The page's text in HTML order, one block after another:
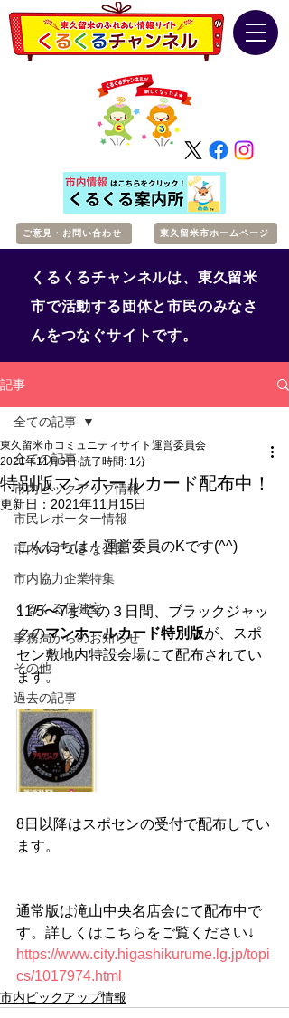
ご意見・お問い合わせ 東久留米市ホームページ
くるくるチャンネルは、東久留米
市で活動する団体と市民のみなさ
んをつなぐサイトです。
記事
全ての記事
市内ピックアップ情報
市民レポーター情報
市内のすてきな公園
市内協力企業特集
くるくる保健室
事務局からのお知らせ
その他
過去の記事
全ての記事
特別版マンホールカード配布中！
東久留米市コミュニティサイト運営委員会
2021年11月6日 読了時間: 1分
更新日： 2021年11月15日
こんにちは！運営委員のKです(^^)
11/5〜7までの３日間、ブラックジャッ
クのマンホールカード特別版が、スポ
セン敷地内特設会場にて配布されてい
ます。
8日以降はスポセンの受付で配布してい
ます。
通常版は滝山中央名店会にて配布中で
す。詳しくはこちらをご覧ください↓
https://www.city.higashikurume.lg.jp/topi
cs/1017974.html
市内ピックアップ情報